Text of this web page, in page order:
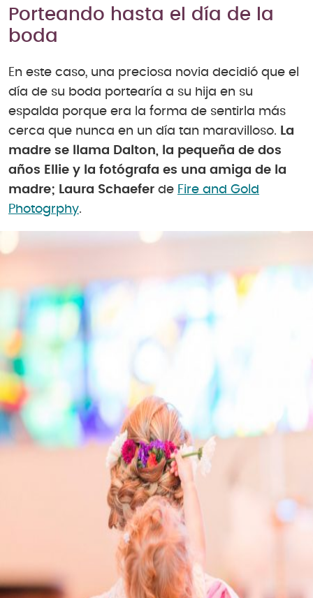
Porteando hasta el día de la
boda
En este caso, una preciosa novia decidió que el
día de su boda portearía a su hija en su
espalda porque era la forma de sentirla más
cerca que nunca en un día tan maravilloso. La
madre se llama Dalton, la pequeña de dos
años Ellie y la fotógrafa es una amiga de la
madre; Laura Schaefer de Fire and Gold
Photogrphy.